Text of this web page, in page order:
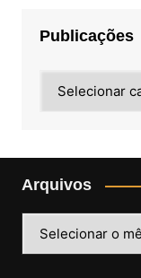
Publicações
Arquivos